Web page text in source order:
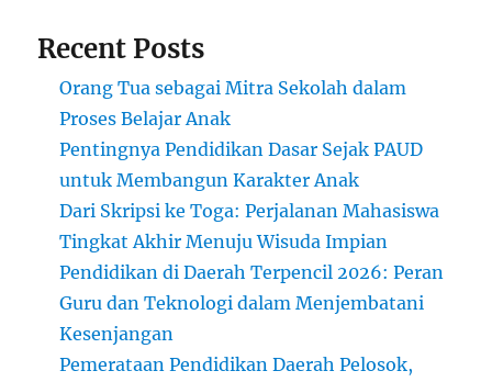
Recent Posts
Orang Tua sebagai Mitra Sekolah dalam
Proses Belajar Anak
Pentingnya Pendidikan Dasar Sejak PAUD
untuk Membangun Karakter Anak
Dari Skripsi ke Toga: Perjalanan Mahasiswa
Tingkat Akhir Menuju Wisuda Impian
Pendidikan di Daerah Terpencil 2026: Peran
Guru dan Teknologi dalam Menjembatani
Kesenjangan
Pemerataan Pendidikan Daerah Pelosok,